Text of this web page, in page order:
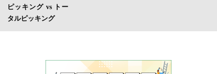
ピッキング vs トー
タルピッキング